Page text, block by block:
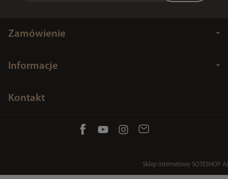
Zamówienie
Informacje
Kontakt
Sklep internetowy SOTESHOP AI